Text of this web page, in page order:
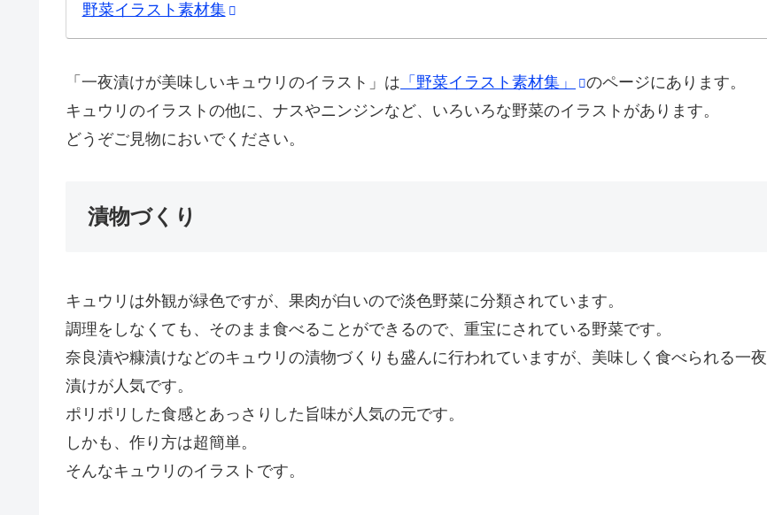
野菜イラスト素材集
「一夜漬けが美味しいキュウリのイラスト」は 「野菜イラスト素材集」
のページにあります。
キュウリのイラストの他に、ナスやニンジンなど、いろいろな野菜のイラストがあります。
どうぞご見物においでください。
漬物づくり
キュウリは外観が緑色ですが、果肉が白いので淡色野菜に分類されています。
調理をしなくても、そのまま食べることができるので、重宝にされている野菜です。
奈良漬や糠漬けなどのキュウリの漬物づくりも盛んに行われていますが、美味しく食べられる一夜
漬けが人気です。
ポリポリした食感とあっさりした旨味が人気の元です。
しかも、作り方は超簡単。
そんなキュウリのイラストです。